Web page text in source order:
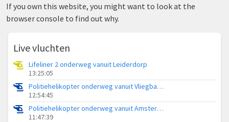
If you own this website, you might want to look at the
browser console to find out why.
Live vluchten
Lifeliner 2 onderweg vanuit Leiderdorp
13:25:05
Politiehelikopter onderweg vanuit Vliegbasis Volkel
12:54:45
Politiehelikopter onderweg vanuit Amsterdam Vliegveld Schiphol
11:47:39